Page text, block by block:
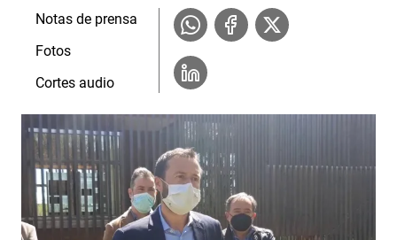
Notas de prensa
Fotos
Cortes audio